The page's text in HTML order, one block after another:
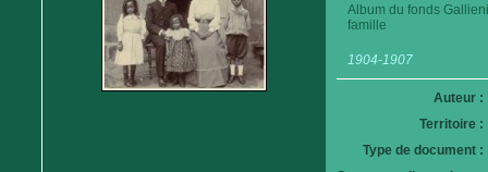
Album du fonds
famille
1904-1907
Auteur :
Territoire :
Type de document :